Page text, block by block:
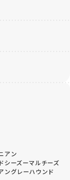
アン
シーズーマルチーズ
ングレーハウンド